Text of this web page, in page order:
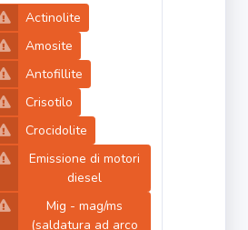
Actinolite
Amosite
Antofillite
Crisotilo
Crocidolite
Emissione di motori
diesel
Mig - mag/ms
(saldatura ad arco